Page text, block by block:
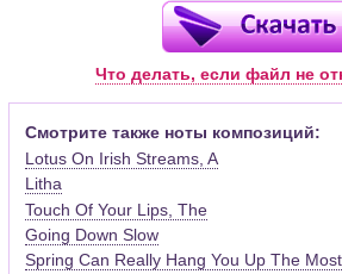
Что делать, если файл не
Смотрите также ноты композиций:
Lotus On Irish Streams, A
Litha
Touch Of Your Lips, The
Going Down Slow
Spring Can Really Hang You Up The Most